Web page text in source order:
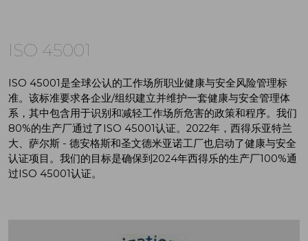
ISO 45001
ISO 45001是全球公认的工作场所职业健康与安全风险管理标
准。该标准要求各企业/组织建立并维护一套健康与安全管理体
系，其中包含用于识别和减轻工作场所危害的政策和程序。我们
80%的生产厂通过了ISO 45001认证。2022年，西得乐亚特兰
大、萨尔斯 - 德安格斯和圣文德米亚诺工厂也启动了健康与安全
认证项目。我们的目标是确保到2024年西得乐的生产厂100%通
过ISO 45001认证。